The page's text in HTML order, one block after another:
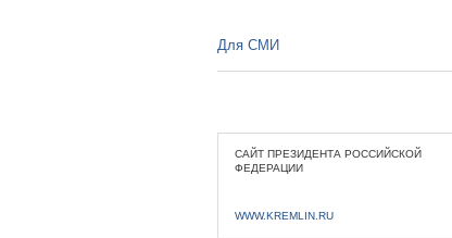
Для СМИ
САЙТ ПРЕЗИДЕНТА РОССИЙСКОЙ
ФЕДЕРАЦИИ
WWW.KREMLIN.RU